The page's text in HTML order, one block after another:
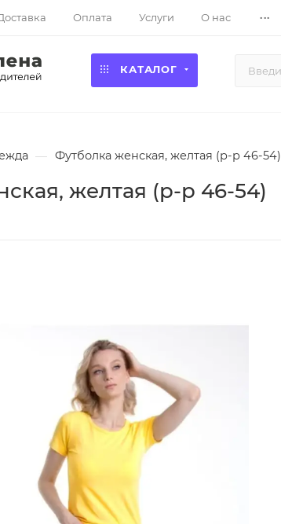
Оплата Услуги О нас ...
КАТАЛОГ
— Футболка женская, желтая (р-р 46-54)
желтая (р-р 46-54)